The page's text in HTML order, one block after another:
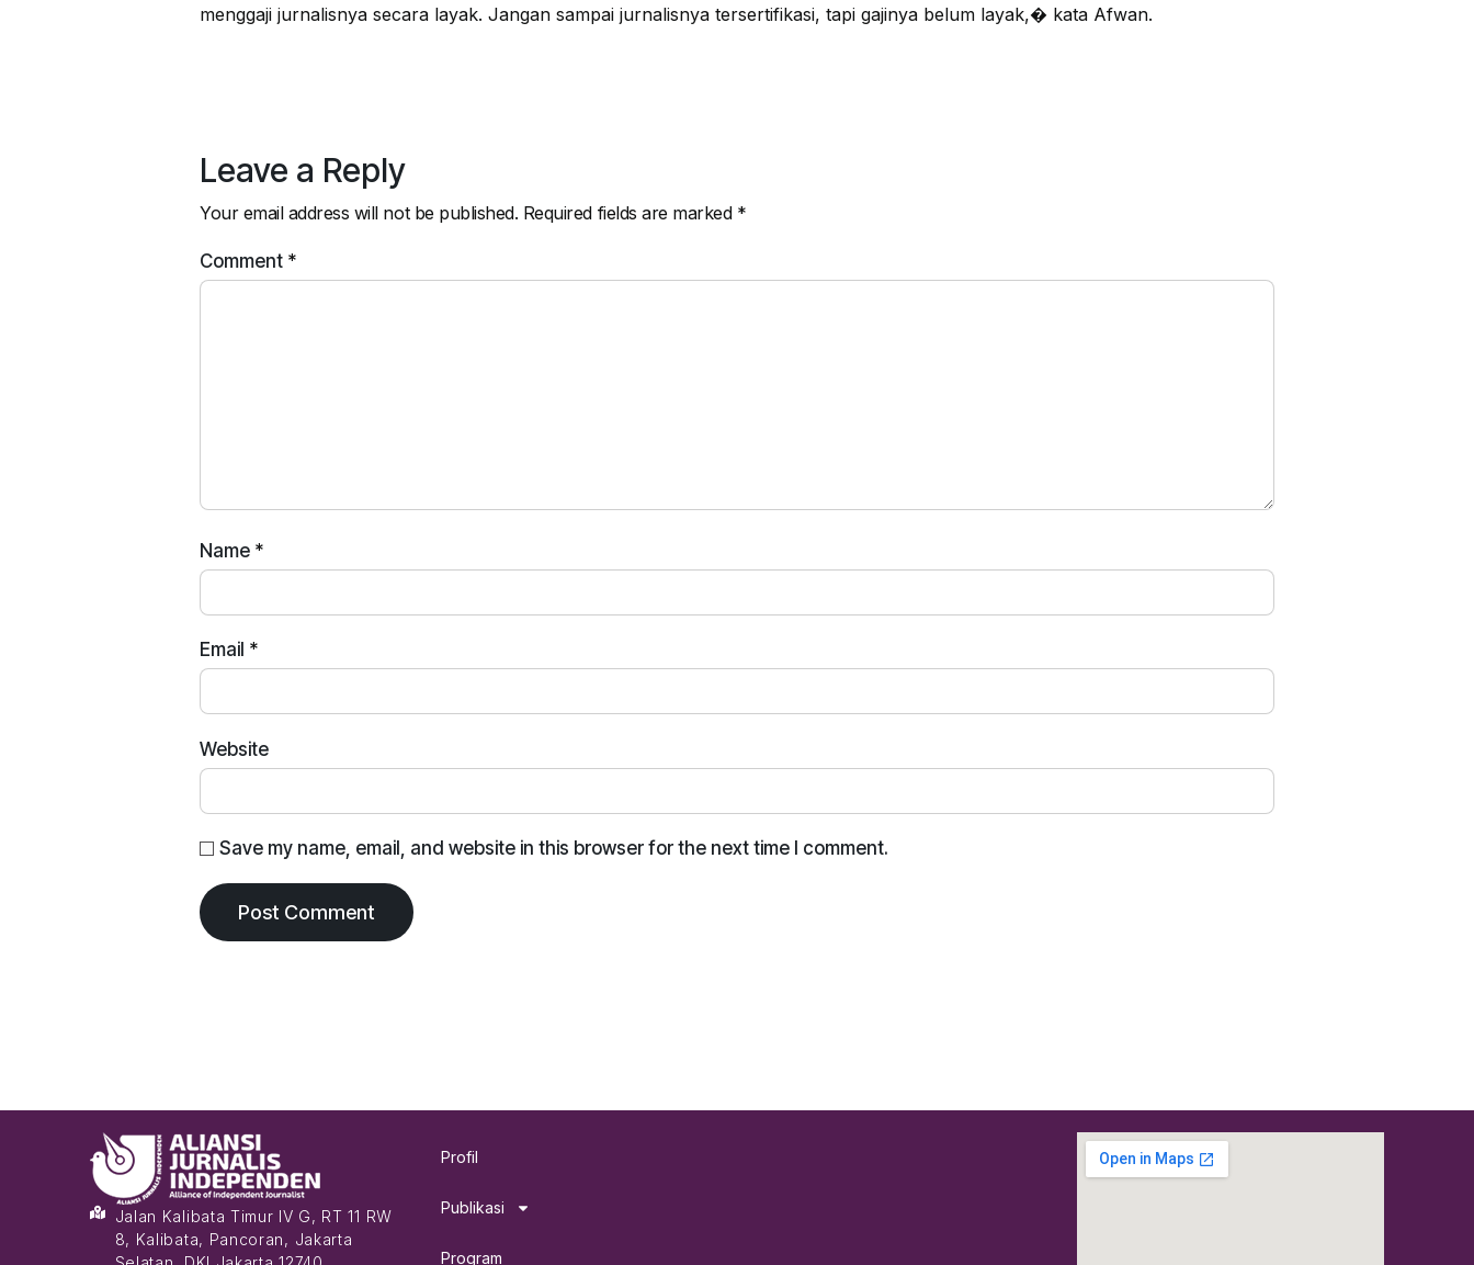
menggaji jurnalisnya secara layak. Jangan sampai jurnalisnya tersertifikasi, tapi gajinya belum layak,� kata Afwan.
Leave a Reply
Your email address will not be published. Required fields are marked *
Comment *
Name *
Email *
Website
Save my name, email, and website in this browser for the next time I comment.
Jalan Kalibata Timur IV G, RT 11 RW
8, Kalibata, Pancoran, Jakarta
Profil
Publikasi
Program